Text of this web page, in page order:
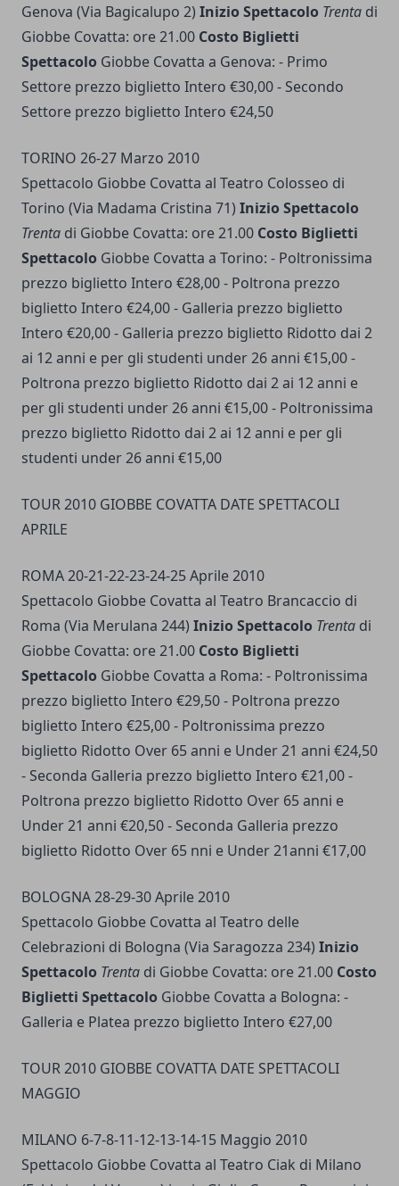
Genova (Via Bagicalupo 2) Inizio Spettacolo Trenta di
Giobbe Covatta: ore 21.00 Costo Biglietti
Spettacolo Giobbe Covatta a Genova: - Primo
Settore prezzo biglietto Intero €30,00 - Secondo
Settore prezzo biglietto Intero €24,50
TORINO 26-27 Marzo 2010
Spettacolo Giobbe Covatta al Teatro Colosseo di
Torino (Via Madama Cristina 71) Inizio Spettacolo
Trenta di Giobbe Covatta: ore 21.00 Costo Biglietti
Spettacolo Giobbe Covatta a Torino: - Poltronissima
prezzo biglietto Intero €28,00 - Poltrona prezzo
biglietto Intero €24,00 - Galleria prezzo biglietto
Intero €20,00 - Galleria prezzo biglietto Ridotto dai 2
ai 12 anni e per gli studenti under 26 anni €15,00 -
Poltrona prezzo biglietto Ridotto dai 2 ai 12 anni e
per gli studenti under 26 anni €15,00 - Poltronissima
prezzo biglietto Ridotto dai 2 ai 12 anni e per gli
studenti under 26 anni €15,00
TOUR 2010 GIOBBE COVATTA DATE SPETTACOLI
APRILE
ROMA 20-21-22-23-24-25 Aprile 2010
Spettacolo Giobbe Covatta al Teatro Brancaccio di
Roma (Via Merulana 244) Inizio Spettacolo Trenta di
Giobbe Covatta: ore 21.00 Costo Biglietti
Spettacolo Giobbe Covatta a Roma: - Poltronissima
prezzo biglietto Intero €29,50 - Poltrona prezzo
biglietto Intero €25,00 - Poltronissima prezzo
biglietto Ridotto Over 65 anni e Under 21 anni €24,50
- Seconda Galleria prezzo biglietto Intero €21,00 -
Poltrona prezzo biglietto Ridotto Over 65 anni e
Under 21 anni €20,50 - Seconda Galleria prezzo
biglietto Ridotto Over 65 nni e Under 21anni €17,00
BOLOGNA 28-29-30 Aprile 2010
Spettacolo Giobbe Covatta al Teatro delle
Celebrazioni di Bologna (Via Saragozza 234) Inizio
Spettacolo Trenta di Giobbe Covatta: ore 21.00 Costo
Biglietti Spettacolo Giobbe Covatta a Bologna: -
Galleria e Platea prezzo biglietto Intero €27,00
TOUR 2010 GIOBBE COVATTA DATE SPETTACOLI
MAGGIO
MILANO 6-7-8-11-12-13-14-15 Maggio 2010
Spettacolo Giobbe Covatta al Teatro Ciak di Milano